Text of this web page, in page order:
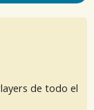
de todo el